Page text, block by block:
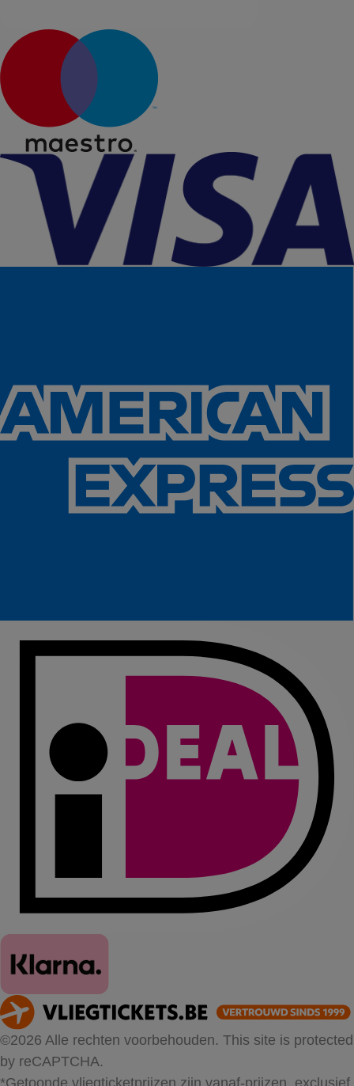
©2026 Alle rechten voorbehouden. This site is protected
by reCAPTCHA.
*Getoonde vliegticketprijzen zijn vanaf-prijzen, exclusief